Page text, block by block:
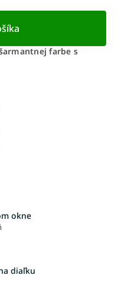
farbe s
okne
diaľku